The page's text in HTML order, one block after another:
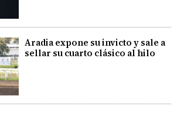
Aradia expone su invicto y sale a
sellar su cuarto clásico al hilo